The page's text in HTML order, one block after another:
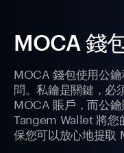
MOCA 錢
MOCA 錢包使用公
問。私鑰是關鍵，必
MOCA 賬戶，而公
Tangem Wallet 將您
保您可以放心地提取